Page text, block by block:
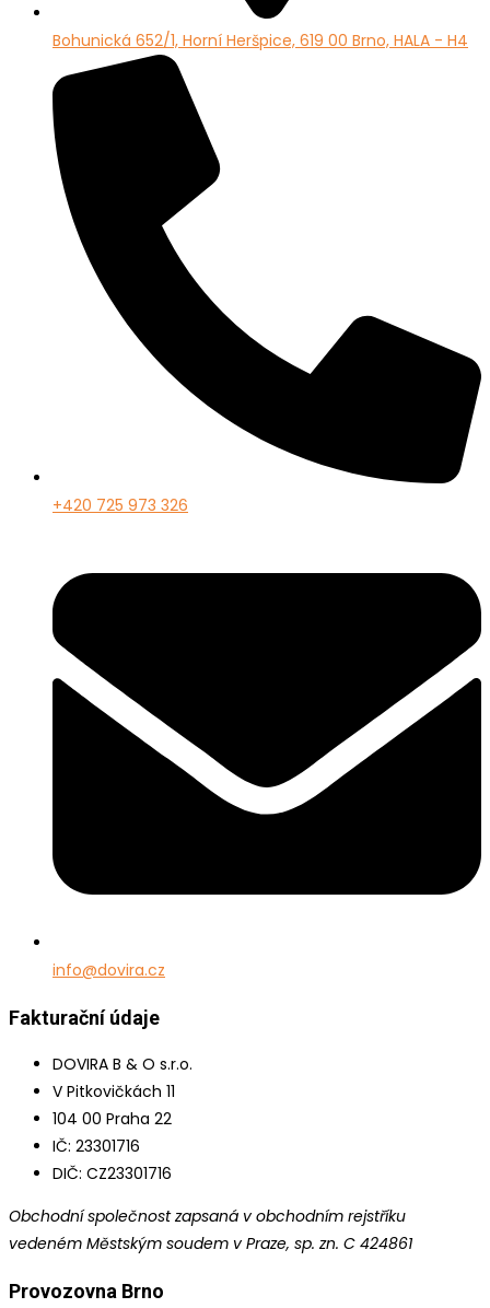
Bohunická 652/1, Horní Heršpice, 619 00 Brno, HALA - H4
+420 725 973 326
info@dovira.cz
Fakturační údaje
DOVIRA B & O s.r.o.
V Pitkovičkách 11
104 00 Praha 22
IČ: 23301716
DIČ: CZ23301716
Obchodní společnost zapsaná v obchodním rejstříku
vedeném Městským soudem v Praze, sp. zn. C 424861
Provozovna Brno